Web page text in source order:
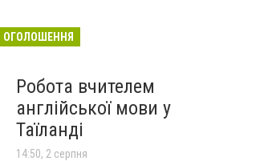
ОГОЛОШЕННЯ
Робота вчителем
англійської мови у
Таїланді
14:50, 2 серпня